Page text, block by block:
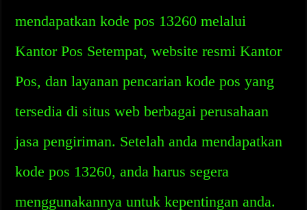
mendapatkan kode pos 13260 melalui
Kantor Pos Setempat, website resmi Kantor
Pos, dan layanan pencarian kode pos yang
tersedia di situs web berbagai perusahaan
jasa pengiriman. Setelah anda mendapatkan
kode pos 13260, anda harus segera
menggunakannya untuk kepentingan anda.